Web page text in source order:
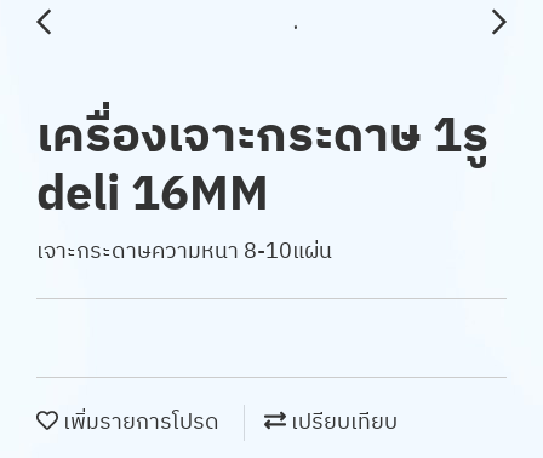
เครื่องเจาะกระดาษ 1รู
deli 16MM
เจาะกระดาษความหนา 8-10แผ่น
เพิ่มรายการโปรด
เปรียบเทียบ